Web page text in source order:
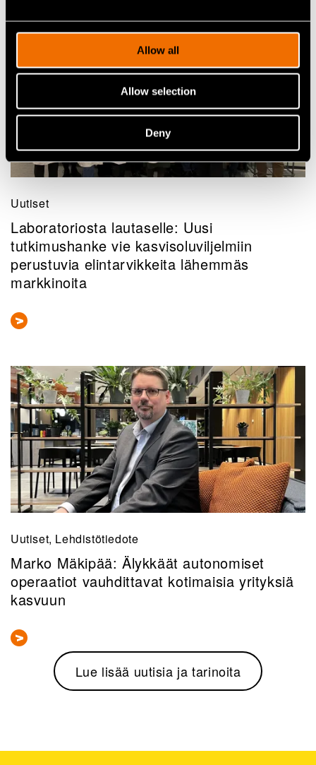
Allow all
Allow selection
Deny
Uutiset
Laboratoriosta lautaselle: Uusi
tutkimushanke vie kasvisoluviljelmiin
perustuvia elintarvikkeita lähemmäs
markkinoita
Uutiset, Lehdistötiedote
Marko Mäkipää: Älykkäät autonomiset
operaatiot vauhdittavat kotimaisia yrityksiä
kasvuun
Lue lisää uutisia ja tarinoita